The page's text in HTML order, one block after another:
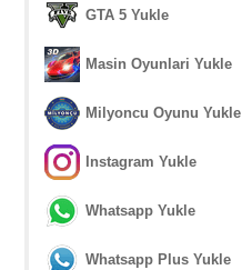
GTA 5 Yukle
Masin Oyunlari Yukle
Milyoncu Oyunu Yukle
Instagram Yukle
Whatsapp Yukle
Whatsapp Plus Yukle